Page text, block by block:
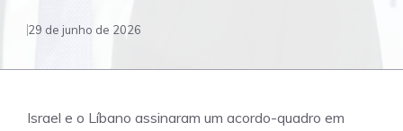
29 de junho de 2026
Israel e o Líbano assinaram um acordo-quadro em